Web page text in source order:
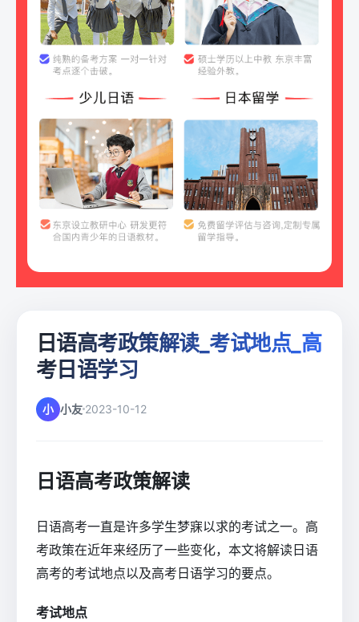
日语高考政策解读_考试地点_高
考日语学习
小 小友 2023-10-12
日语高考政策解读
日语高考一直是许多学生梦寐以求的考试之一。高
考政策在近年来经历了一些变化，本文将解读日语
高考的考试地点以及高考日语学习的要点。
考试地点